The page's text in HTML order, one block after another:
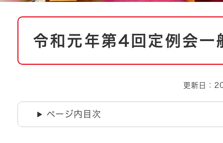
本
令和元年第4回定例会一
更新日：
ページ内目次